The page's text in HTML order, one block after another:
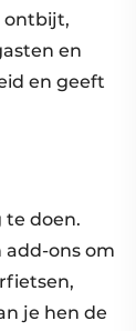
ontbijt,
en
en geeft
te doen.
add-ons om
je hen de